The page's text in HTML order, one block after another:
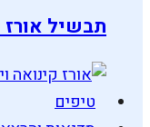
תבשיל אורז
טיפים